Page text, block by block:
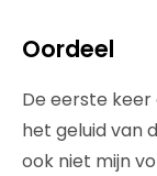
Oordeel
De eerste
het geluid van
ook niet mijn